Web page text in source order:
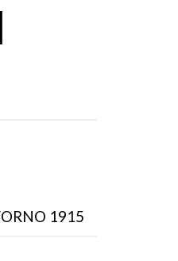
1915